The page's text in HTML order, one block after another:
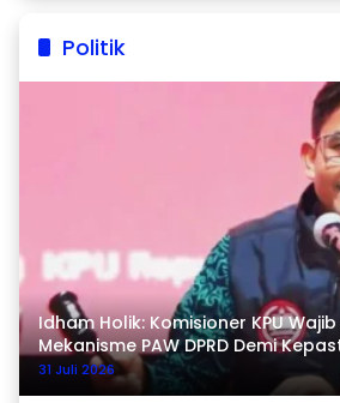
Politik
Idham Holik: Komisioner KPU
Mekanisme PAW DPRD Demi
31 Juli 2026